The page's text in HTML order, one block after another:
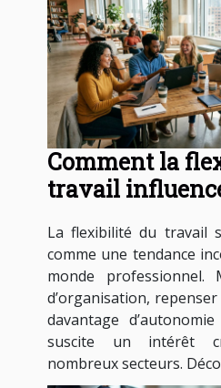
Comment la
travail
La flexibilité du travail
comme une tendance
monde professionnel.
d’organisation,
davantage
suscite un intérêt
nombreux secteurs.